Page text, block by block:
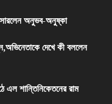
সারলেন অনুভব-অনুষ্কা
দেখে কী বললেন
এল শান্তিনিকেতনের রাম